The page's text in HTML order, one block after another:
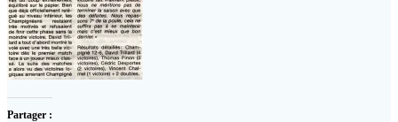
Partager :